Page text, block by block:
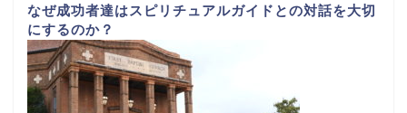
なぜ成功者達はスピリチュアルガイドとの対話を大切
にするのか？